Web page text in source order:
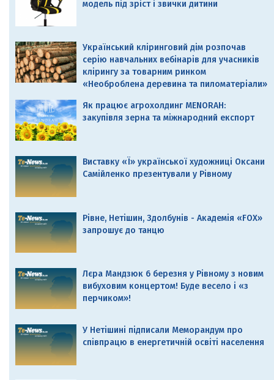
модель під зріст і звички дитини
Український кліринговий дім розпочав
серію навчальних вебінарів для учасників
клірингу за товарним ринком
«Необроблена деревина та пиломатеріали»
Як працює агрохолдинг MENORAH:
закупівля зерна та міжнародний експорт
Виставку «Ї» української художниці Оксани
Самійленко презентували у Рівному
Рівне, Нетішин, Здолбунів - Академія «FOX»
запрошує до танцю
Лєра Мандзюк 6 березня у Рівному з новим
вибуховим концертом! Буде весело і «з
перчиком»!
У Нетішині підписали Меморандум про
співпрацю в енергетичній освіті населення